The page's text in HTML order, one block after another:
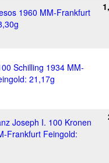
1960 MM-Frankfurt
Schilling 1934 MM-
21,17g
Joseph I. 100 Kronen
Frankfurt Feingold: